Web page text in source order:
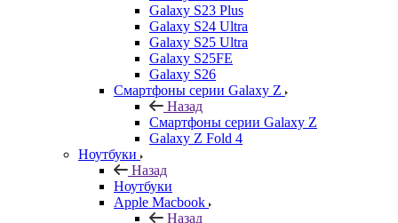
Galaxy S23 Plus
Galaxy S24 Ultra
Galaxy S25 Ultra
Galaxy S25FE
Galaxy S26
Смартфоны серии Galaxy Z
Назад
Смартфоны серии Galaxy Z
Galaxy Z Fold 4
Ноутбуки
Назад
Ноутбуки
Apple Macbook
Назад